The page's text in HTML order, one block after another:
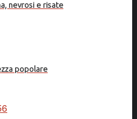
nevrosi e risate
popolare